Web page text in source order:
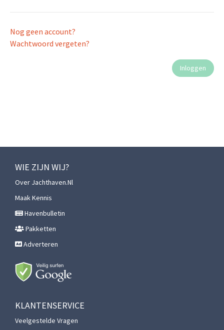
Nog geen account?
Wachtwoord vergeten?
WIE ZIJN WIJ?
Over Jachthaven.nl
Maak Kennis
Havenbulletin
Pakketten
Adverteren
KLANTENSERVICE
Veelgestelde Vragen